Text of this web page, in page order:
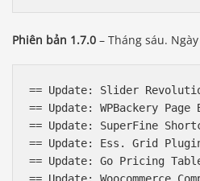
Phiên bản 1.7.0 – Tháng sáu.
== Update: Slider
== Update: WPBackery
== Update: SuperFine
== Update: Ess. Grid
== Update: Go Pricing